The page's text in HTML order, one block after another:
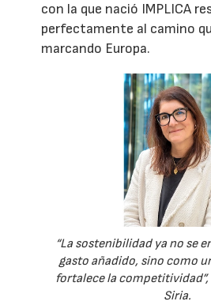
con la que nació IMPLICA
perfectamente al camino
marcando Europa.
“La sostenibilidad ya no se
gasto añadido, sino como
fortalece la competitividad”,
Siria.